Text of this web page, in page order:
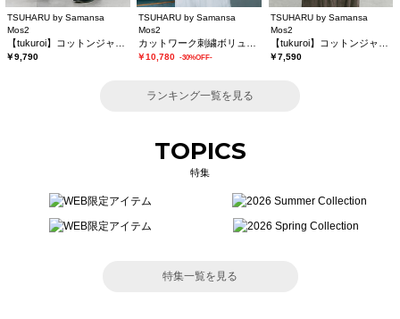
TSUHARU by Samansa
Mos2
￥9,790
TSUHARU by Samansa
Mos2
￥10,780 -30%OFF-
TSUHARU by Samansa
Mos2
￥7,590
ランキング一覧を見る
TOPICS
特集
特集一覧を見る